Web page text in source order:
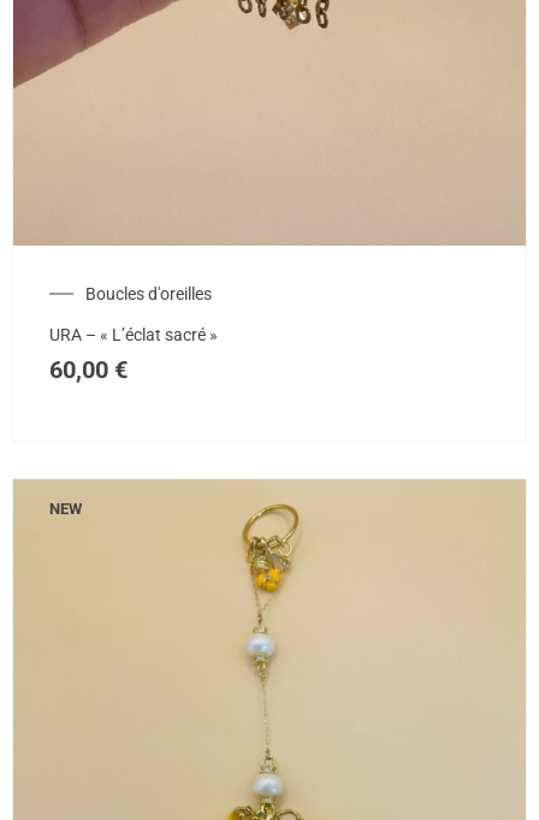
Boucles d'oreilles
URA – « L’éclat sacré »
60,00 €
NEW